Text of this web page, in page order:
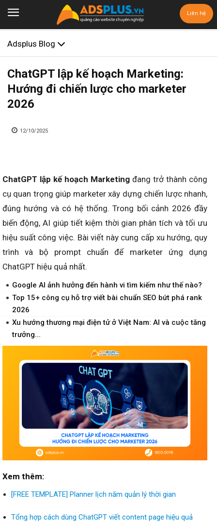
Liên hệ
Adsplus Blog
ChatGPT lập kế hoạch Marketing:
Hướng đi chiến lược cho marketer
2026
12/10/2025
ChatGPT lập kế hoạch Marketing đang trở thành công
cụ quan trọng giúp marketer xây dựng chiến lược nhanh,
đúng hướng và có hệ thống. Trong bối cảnh 2026 đầy
biến động, AI giúp tiết kiệm thời gian phân tích và tối ưu
hiệu suất công việc. Bài viết này cung cấp xu hướng, quy
trình và bộ prompt chuẩn để marketer ứng dụng
ChatGPT hiệu quả nhất.
Google AI ảnh hưởng đến hành vi tìm kiếm như thế nào?
Top 15+ công cụ hỗ trợ viết bài chuẩn SEO bứt phá rank
2026
Xu hướng thương mại điện tử ở Việt Nam: AI và cuộc tăng
trưởng...
Xem thêm:
[FREE TEMPLATE] Planner lịch năm quản lý thời gian
Tổng hợp cách dùng ChatGPT viết content page hiệu quả